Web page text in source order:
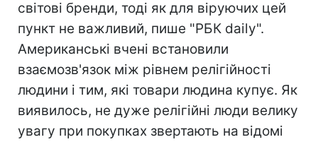
світові бренди, тоді як для віруючих цей
пункт не важливий, пише "РБК daily".
Американські вчені встановили
взаємозв'язок між рівнем релігійності
людини і тим, які товари людина купує. Як
виявилось, не дуже релігійні люди велику
увагу при покупках звертають на відомі